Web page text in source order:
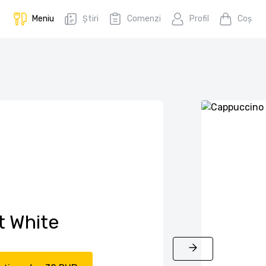
Meniu Știri Comenzi Profil Coş
White